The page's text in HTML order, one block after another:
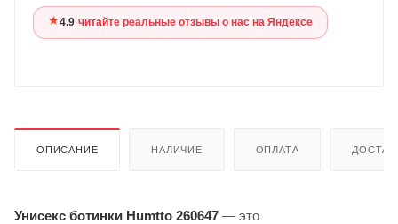
★4.9·читайте реальные отзывы о нас на Яндексе
ОПИСАНИЕ НАЛИЧИЕ ОПЛАТА
Унисекс ботинки Humtto 260647 — это